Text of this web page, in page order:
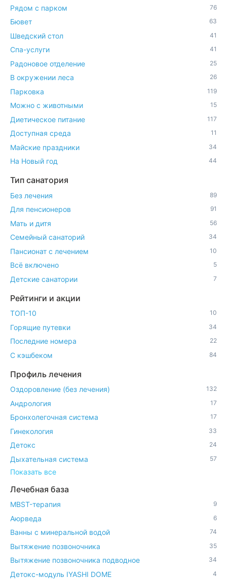
Рядом с парком 76
Бювет 63
Шведский стол 41
Спа-услуги 41
Радоновое отделение 25
В окружении леса 26
Парковка 119
Можно с животными 15
Диетическое питание 117
Доступная среда 11
Майские праздники 34
На Новый год 44
Тип санатория
Без лечения 89
Для пенсионеров 91
Мать и дитя 56
Семейный санаторий 34
Пансионат с лечением 10
Всё включено 5
Детские санатории 7
Рейтинги и акции
ТОП-10 10
Горящие путевки 34
Последние номера 22
С кэшбеком 84
Профиль лечения
Оздоровление (без лечения) 132
Андрология 17
Бронхолегочная система 17
Гинекология 33
Детокс 24
Дыхательная система 57
Показать все
Лечебная база
MBST-терапия 9
Аюрведа 6
Ванны с минеральной водой 74
Вытяжение позвоночника 35
Вытяжение позвоночника подводное 34
Детокс-модуль IYASHI DOME 4